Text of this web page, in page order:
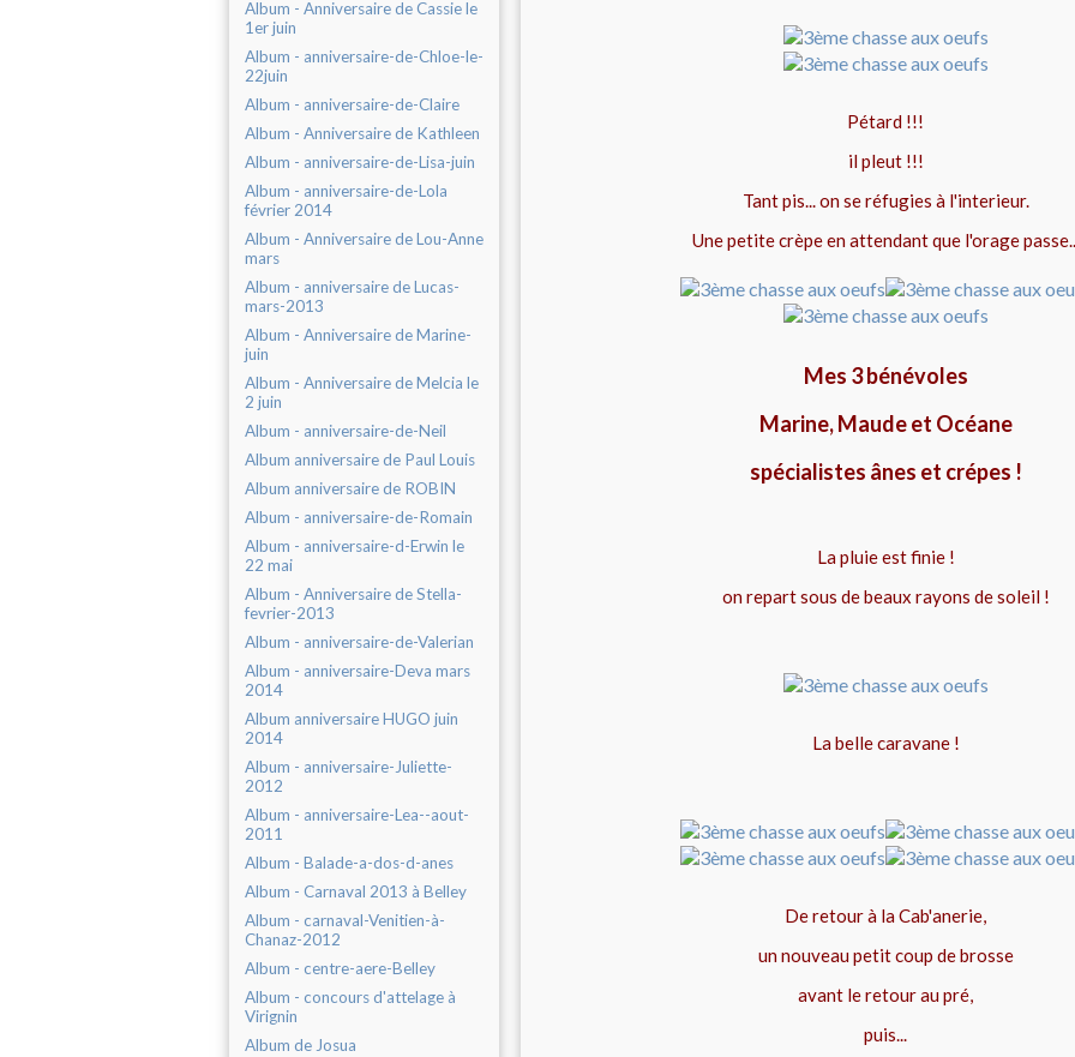
Album - Anniversaire de Cassie le
1er juin
Album - anniversaire-de-Chloe-le-
22juin
Album - anniversaire-de-Claire
Album - Anniversaire de Kathleen
Album - anniversaire-de-Lisa-juin
Album - anniversaire-de-Lola
février 2014
Album - Anniversaire de Lou-Anne
mars
Album - anniversaire de Lucas-
mars-2013
Album - Anniversaire de Marine-
juin
Album - Anniversaire de Melcia le
2 juin
Album - anniversaire-de-Neil
Album anniversaire de Paul Louis
Album anniversaire de ROBIN
Album - anniversaire-de-Romain
Album - anniversaire-d-Erwin le
22 mai
Album - Anniversaire de Stella-
fevrier-2013
Album - anniversaire-de-Valerian
Album - anniversaire-Deva mars
2014
Album anniversaire HUGO juin
2014
Album - anniversaire-Juliette-
2012
Album - anniversaire-Lea--aout-
2011
Album - Balade-a-dos-d-anes
Album - Carnaval 2013 à Belley
Album - carnaval-Venitien-à-
Chanaz-2012
Album - centre-aere-Belley
Album - concours d'attelage à
Virignin
Album de Josua
Pétard !!!
il pleut !!!
Tant pis... on se réfugies à l'interieur.
Une petite crèpe en attendant que l'orage
Mes 3 bénévoles
Marine, Maude et Océane
spécialistes ânes et crépes !
La pluie est finie !
on repart sous de beaux rayons de soleil !
La belle caravane !
De retour à la Cab'anerie,
un nouveau petit coup de brosse
avant le retour au pré,
puis...